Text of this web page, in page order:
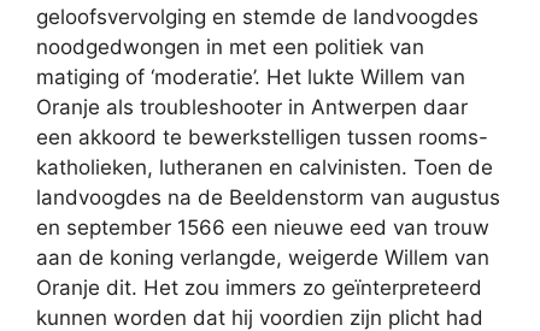
geloofsvervolging en stemde de landvoogdes
noodgedwongen in met een politiek van
matiging of ‘moderatie’. Het lukte Willem van
Oranje als troubleshooter in Antwerpen daar
een akkoord te bewerkstelligen tussen rooms-
katholieken, lutheranen en calvinisten. Toen de
landvoogdes na de Beeldenstorm van augustus
en september 1566 een nieuwe eed van trouw
aan de koning verlangde, weigerde Willem van
Oranje dit. Het zou immers zo geïnterpreteerd
kunnen worden dat hij voordien zijn plicht had